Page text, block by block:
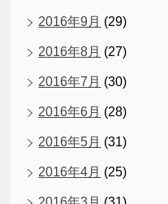
2016年9月 (29)
2016年8月 (27)
2016年7月 (30)
2016年6月 (28)
2016年5月 (31)
2016年4月 (25)